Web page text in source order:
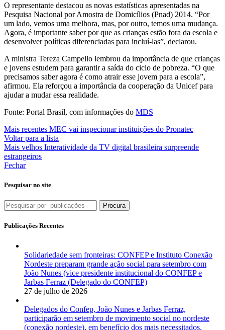
O representante destacou as novas estatísticas apresentadas na
Pesquisa Nacional por Amostra de Domicílios (Pnad) 2014. “Por
um lado, vemos uma melhora, mas, por outro, temos uma mudança.
Agora, é importante saber por que as crianças estão fora da escola e
desenvolver políticas diferenciadas para incluí-las”, declarou.
A ministra Tereza Campello lembrou da importância de que crianças
e jovens estudem para garantir a saída do ciclo de pobreza. “O que
precisamos saber agora é como atrair esse jovem para a escola”,
afirmou. Ela reforçou a importância da cooperação da Unicef para
ajudar a mudar essa realidade.
Fonte: Portal Brasil, com informações do MDS
Mais recentes MEC vai inspecionar instituições do Pronatec
Voltar para a lista
Mais velhos Interatividade da TV digital brasileira surpreende
estrangeiros
Fechar
Pesquisar no site
Procura
Publicações Recentes
Solidariedade sem fronteiras: CONFEP e Instituto Conexão
Nordeste preparam grande ação social para setembro com
João Nunes (vice presidente institucional do CONFEP e
Jarbas Ferraz (Delegado do CONFEP)
27 de julho de 2026
Delegados do Confep, João Nunes e Jarbas Ferraz,
participarão em setembro de movimento social no nordeste
(conexão nordeste), em benefício dos mais necessitados.